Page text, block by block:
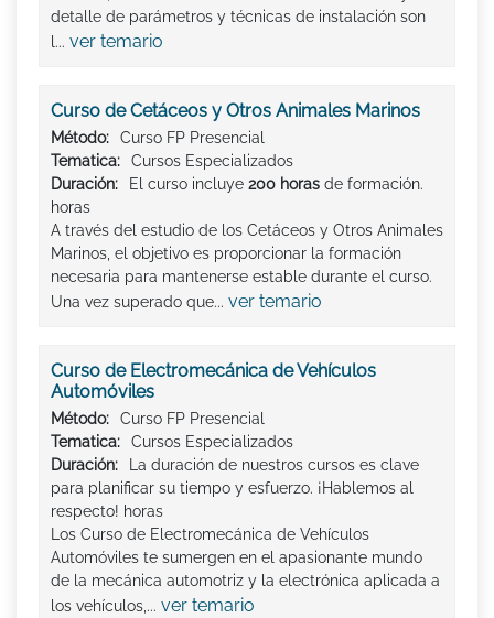
detalle de parámetros y técnicas de instalación son
l... ver temario
Curso de Cetáceos y Otros Animales Marinos
Método:
Curso FP Presencial
Tematica:
Cursos Especializados
Duración:
El curso incluye 200 horas de formación.
horas
A través del estudio de los Cetáceos y Otros Animales
Marinos, el objetivo es proporcionar la formación
necesaria para mantenerse estable durante el curso.
Una vez superado que... ver temario
Curso de Electromecánica de Vehículos
Automóviles
Método:
Curso FP Presencial
Tematica:
Cursos Especializados
Duración:
La duración de nuestros cursos es clave
para planificar su tiempo y esfuerzo. ¡Hablemos al
respecto! horas
Los Curso de Electromecánica de Vehículos
Automóviles te sumergen en el apasionante mundo
de la mecánica automotriz y la electrónica aplicada a
los vehículos,... ver temario